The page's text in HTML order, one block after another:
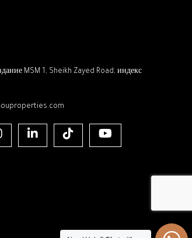
MSM 1, Sheikh Zayed Road, индекс